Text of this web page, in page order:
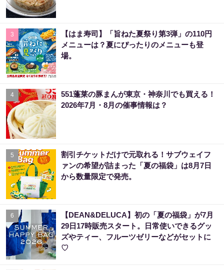
3
【はま寿司】「旨ねた夏祭り第3弾」の110円
メニューは？夏にぴったりのメニューも登
場。
4
551蓬莱の豚まんが東京・神奈川でも買える！
2026年7月・8月の催事情報は？
5
割引チケットだけで元取れる！サブウェイフ
ァンの希望が詰まった「夏の福袋」は8月7日
から数量限定で発売。
6
【DEAN&DELUCA】初の「夏の福袋」が7月
29日17時販売スタート。日常使いできるグッ
ズやティー、フルーツゼリーなどがセットに
♡